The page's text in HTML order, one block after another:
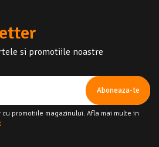
si promotiile noastre
promotiile magazinului. Afla mai multe in